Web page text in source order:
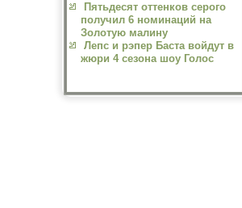
Пятьдесят оттенков серого
получил 6 номинаций на
Золотую малину
Лепс и рэпер Баста войдут в
жюри 4 сезона шоу Голос